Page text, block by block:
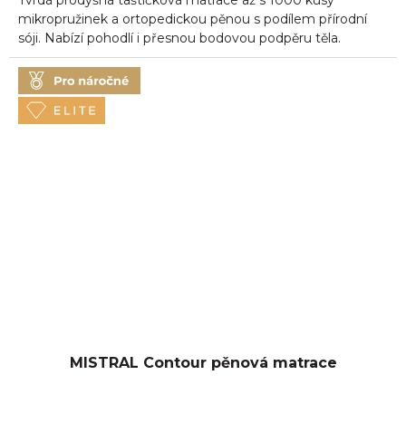
5
hvězdiček.
mikropružinek a ortopedickou pěnou s podílem přírodní
sóji. Nabízí pohodlí i přesnou bodovou podpěru těla.
MISTRAL Contour pěnová matrace